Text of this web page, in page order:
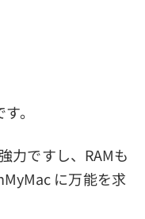
。
力ですし、RAMも
に万能を求